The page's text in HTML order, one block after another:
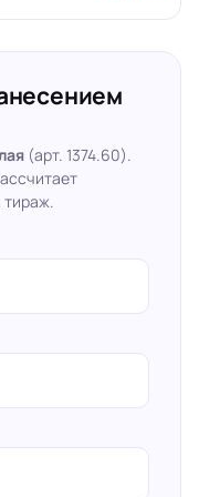
(арт. 1374.60).
тираж.